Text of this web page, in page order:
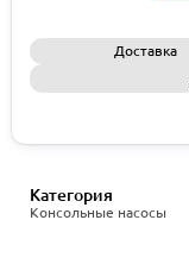
Доставка
Консольные насосы
Категория